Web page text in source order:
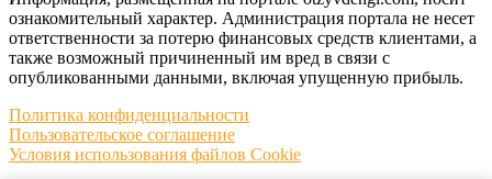
ознакомительный характер. Администрация портала не несет
ответственности за потерю финансовых средств клиентами, а
также возможный причиненный им вред в связи с
опубликованными данными, включая упущенную прибыль.
Политика конфиденциальности
Пользовательское соглашение
Условия использования файлов Cookie